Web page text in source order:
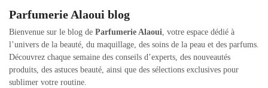
Parfumerie Alaoui blog
Bienvenue sur le blog de Parfumerie Alaoui, votre espace dédié à
l’univers de la beauté, du maquillage, des soins de la peau et des parfums.
Découvrez chaque semaine des conseils d’experts, des nouveautés
produits, des astuces beauté, ainsi que des sélections exclusives pour
sublimer votre routine.